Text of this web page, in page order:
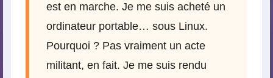
est en marche. Je me suis acheté un
ordinateur portable… sous Linux.
Pourquoi ? Pas vraiment un acte
militant, en fait. Je me suis rendu